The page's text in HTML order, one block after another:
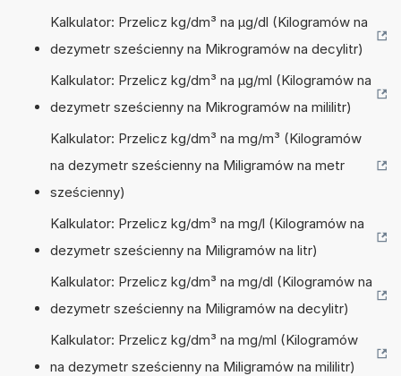
Kalkulator: Przelicz kg/dm³ na µg/dl (Kilogramów na
dezymetr sześcienny na Mikrogramów na decylitr)
Kalkulator: Przelicz kg/dm³ na µg/ml (Kilogramów na
dezymetr sześcienny na Mikrogramów na mililitr)
Kalkulator: Przelicz kg/dm³ na mg/m³ (Kilogramów
na dezymetr sześcienny na Miligramów na metr
sześcienny)
Kalkulator: Przelicz kg/dm³ na mg/l (Kilogramów na
dezymetr sześcienny na Miligramów na litr)
Kalkulator: Przelicz kg/dm³ na mg/dl (Kilogramów na
dezymetr sześcienny na Miligramów na decylitr)
Kalkulator: Przelicz kg/dm³ na mg/ml (Kilogramów
na dezymetr sześcienny na Miligramów na mililitr)